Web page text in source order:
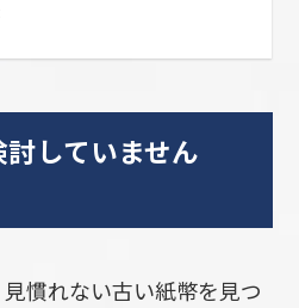
していません
慣れない古い紙幣を見つ